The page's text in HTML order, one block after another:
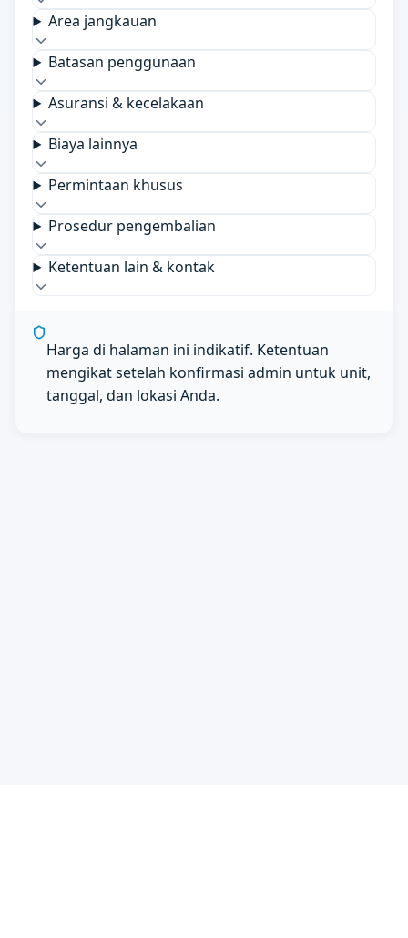
Area jangkauan
Batasan penggunaan
Asuransi & kecelakaan
Biaya lainnya
Permintaan khusus
Prosedur pengembalian
Ketentuan lain & kontak
Harga di halaman ini indikatif. Ketentuan
mengikat setelah konfirmasi admin untuk unit,
tanggal, dan lokasi Anda.